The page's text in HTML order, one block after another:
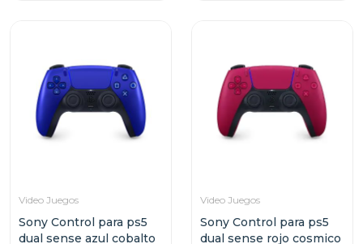
Video Juegos
Sony Control para ps5
dual sense azul cobalto
Video Juegos
Sony Control para ps5
dual sense rojo cosmico